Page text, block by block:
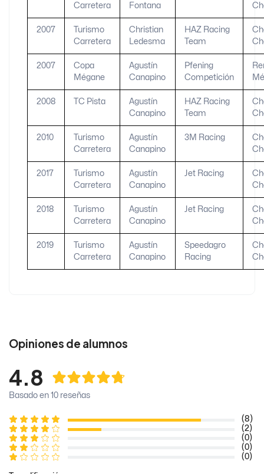
Carretera
Fontana
2007
Turismo
Carretera
Christian
Ledesma
HAZ Racing
Team
2007
Copa
Mégane
Agustín
Canapino
Pfening
Competición
2008 TC Pista
Agustín
Canapino
HAZ Racing
Team
2010
Turismo
Carretera
Agustín
Canapino
3M Racing
2017
Turismo
Carretera
Agustín
Canapino
Jet Racing
2018
Turismo
Carretera
Agustín
Canapino
Jet Racing
2019
Turismo
Carretera
Agustín
Canapino
Speedagro
Racing
Opiniones de alumnos
4.8
Basado en 10 reseñas
(8)
(2)
(0)
(0)
(0)